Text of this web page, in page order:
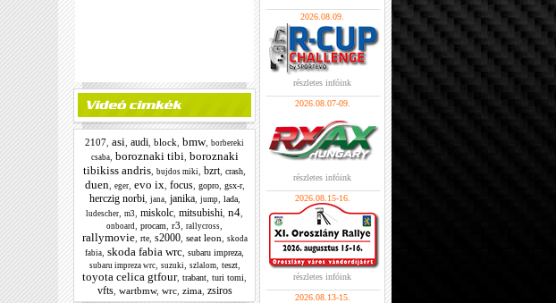
2107 asi audi block bmw, borbereki
csaba, boroznaki tibi boroznaki
tibikiss andris bujdos miki bzrt crash
duen eger, evo ix focus, gopro, gsx-r,
herczig norbi, jana, janika, jump, lada,
ludescher m3 miskolc mitsubishi n4
onboard procam r3 rallycross
rallymovie, rte, s2000, seat leon
skoda
fabia skoda fabia wrc subaru impreza
subaru impreza wrc, suzuki szlalom, teszt,
toyota celica gtfour, trabant turi tomi
vfts, wartbmw, wrc, zima, zsiros
2026.08.09.
részletes infóink
2026.08.07-09.
részletes infóink
2026.08.15-16.
részletes infóink
2026.08.13-15.